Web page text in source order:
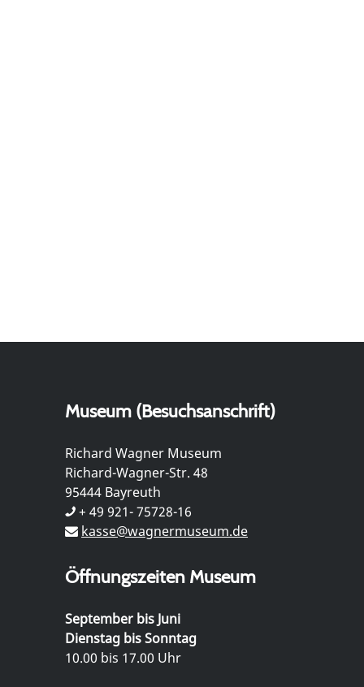
Museum (Besuchsanschrift)
Richard Wagner Museum
Richard-Wagner-Str. 48
95444 Bayreuth
+ 49 921- 75728-16
kasse@wagnermuseum.de
Öffnungszeiten Museum
September bis Juni
Dienstag bis Sonntag
10.00 bis 17.00 Uhr